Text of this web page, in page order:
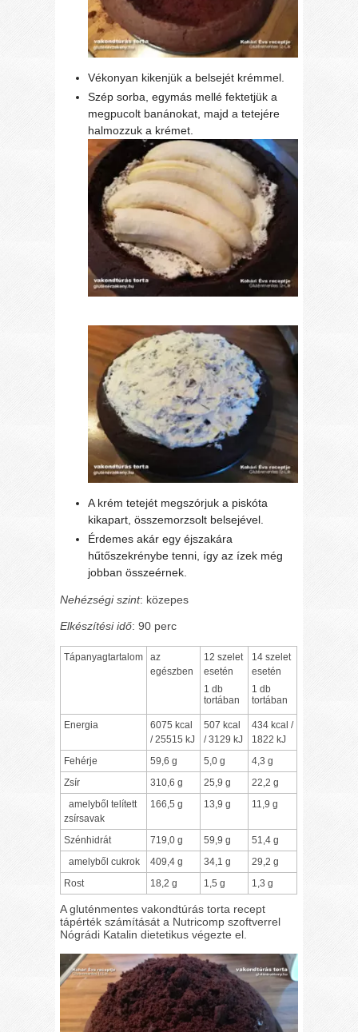
Vékonyan kikenjük a belsejét krémmel.
Szép sorba, egymás mellé fektetjük a
megpucolt banánokat, majd a tetejére
halmozzuk a krémet.
A krém tetejét megszórjuk a piskóta
kikapart, összemorzsolt belsejével.
Érdemes akár egy éjszakára
hűtőszekrénybe tenni, így az ízek még
jobban összeérnek.
Nehézségi szint: közepes
Elkészítési idő: 90 perc
Tápanyagtartalom
az
egészben
12 szelet
esetén
1 db
tortában
14 szelet
esetén
1 db
tortában
Energia
6075 kcal
/ 25515 kJ
507 kcal
/ 3129 kJ
434 kcal /
1822 kJ
Fehérje
59,6 g 5,0 g
4,3 g
Zsír
310,6 g 25,9 g
22,2 g
amelyből telített
zsírsavak
166,5 g 13,9 g 11,9 g
Szénhidrát 719,0 g 59,9 g
51,4 g
amelyből cukrok
409,4 g 34,1 g
29,2 g
Rost
18,2 g 1,5 g 1,3 g
A gluténmentes vakondtúrás torta recept
tápérték számítását a Nutricomp szoftverrel
Nógrádi Katalin dietetikus végezte el.